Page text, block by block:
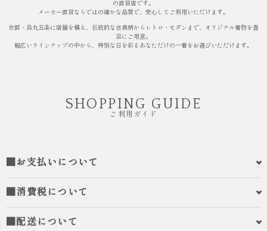
の直営店です。
メーカー直営ならではの確かな品質で、安心してご利用いただけます。
京都・烏丸五条に店舗を構え、伝統的な古典柄からレトロ・モダンまで、オリジナル着物を豊
富にご用意。
幅広いラインナップの中から、特別な日を彩るあなただけの一着をお選びいただけます。
SHOPPING GUIDE
ご利用ガイド
■お支払いについて
■消費税について
■配送について